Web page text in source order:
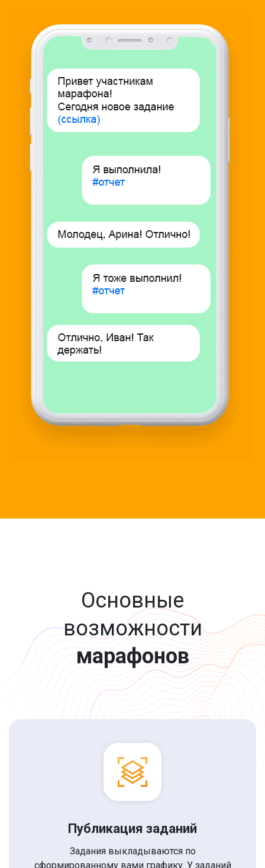
Основные
возможности
марафонов
Публикация заданий
Задания выкладываются по
сформированному вами графику. У заданий